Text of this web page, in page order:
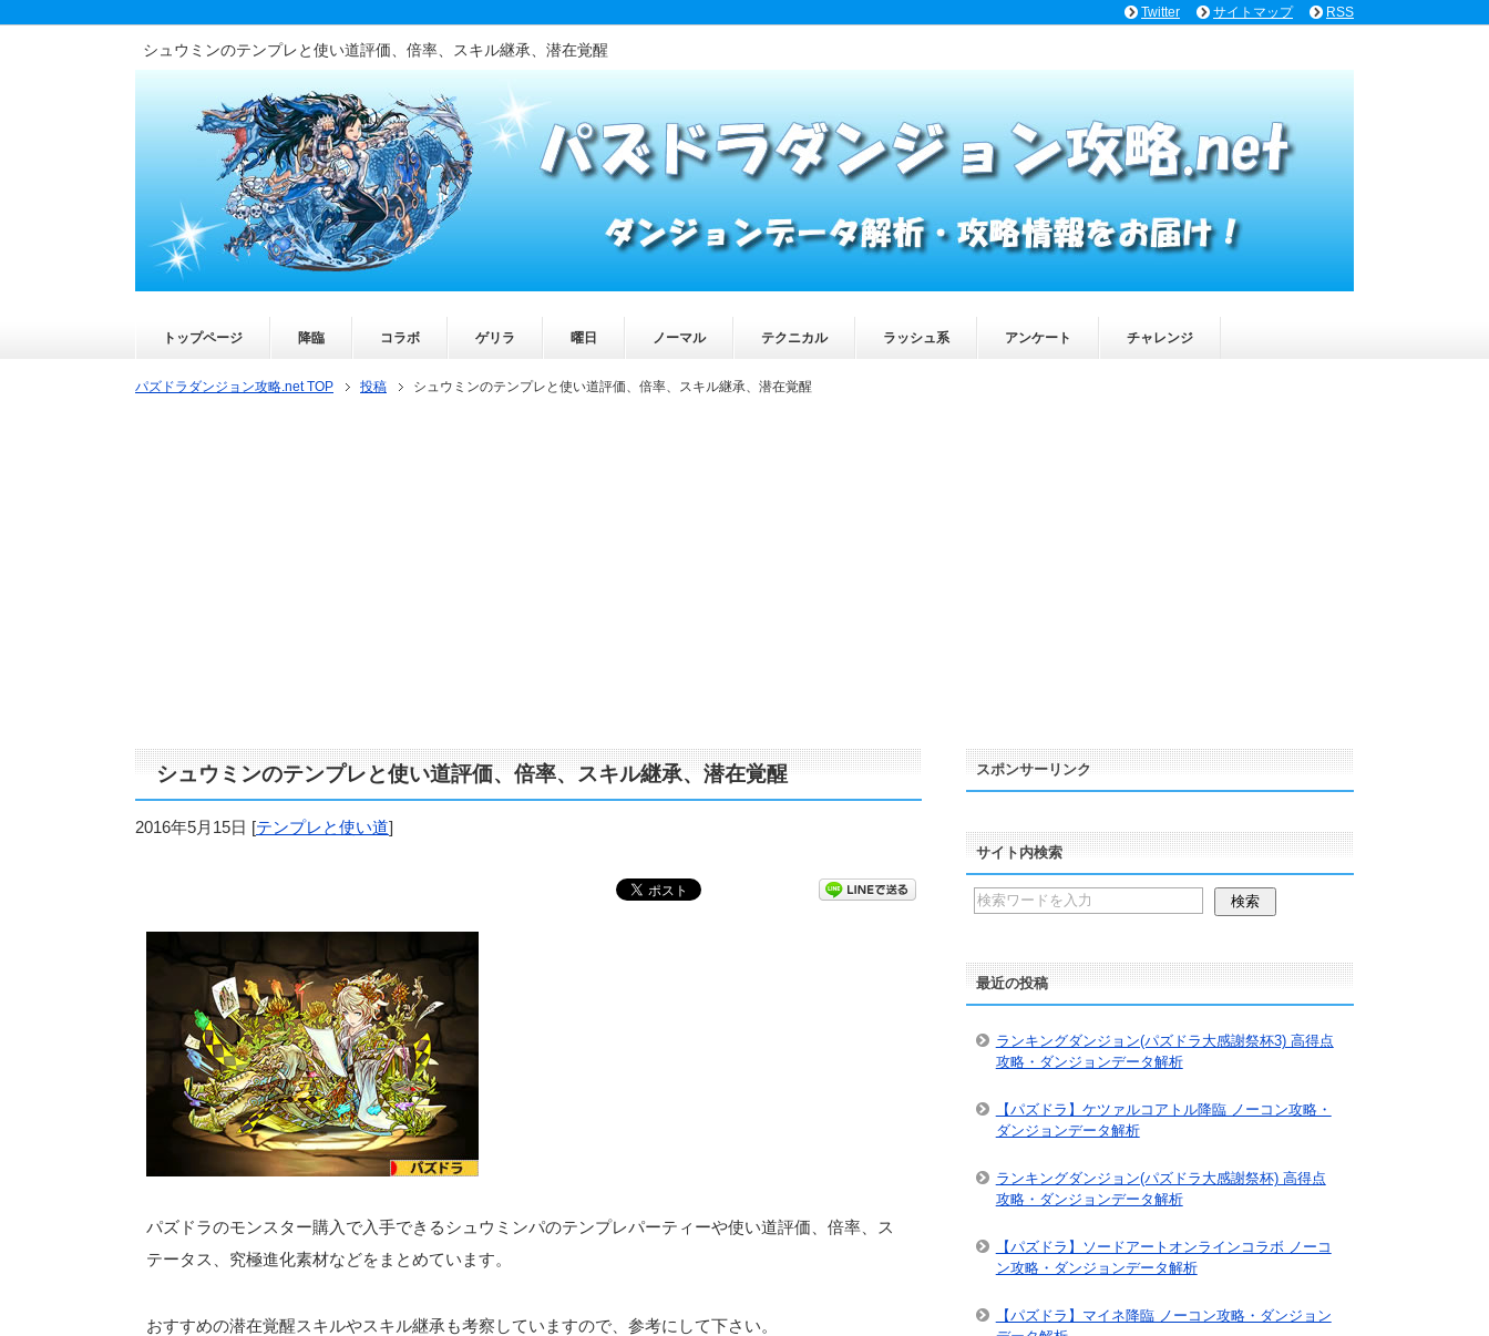
シュウミンのテンプレと使い道評価、倍率、スキル継承、潜在覚醒
トップページ 降臨 コラボ ゲリラ 曜日 ノーマル テクニカル ラッシュ系 アンケート チャレンジ
パズドラダンジョン攻略.net TOP 投稿 シュウミンのテンプレと使い道評価、倍率、スキル継承、潜在覚醒
シュウミンのテンプレと使い道評価、倍率、スキル継承、潜在覚醒
2016年5月15日 [テンプレと使い道]
パズドラのモンスター購入で入手できるシュウミンパのテンプレパーティーや使い道評価、倍率、ス
テータス、究極進化素材などをまとめています。
おすすめの潜在覚醒スキルやスキル継承も考察していますので、参考にして下さい。
スポンサーリンク
サイト内検索
最近の投稿
ランキングダンジョン(パズドラ大感謝祭杯3) 高得点
攻略・ダンジョンデータ解析
【パズドラ】ケツァルコアトル降臨 ノーコン攻略・
ダンジョンデータ解析
ランキングダンジョン(パズドラ大感謝祭杯) 高得点
攻略・ダンジョンデータ解析
【パズドラ】ソードアートオンラインコラボ ノーコ
ン攻略・ダンジョンデータ解析
【パズドラ】マイネ降臨 ノーコン攻略・ダンジョン
Twitter サイトマップ RSS